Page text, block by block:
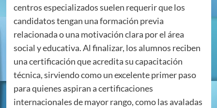
centros especializados suelen requerir que los
candidatos tengan una formación previa
relacionada o una motivación clara por el área
social y educativa. Al finalizar, los alumnos reciben
una certificación que acredita su capacitación
técnica, sirviendo como un excelente primer paso
para quienes aspiran a certificaciones
internacionales de mayor rango, como las avaladas